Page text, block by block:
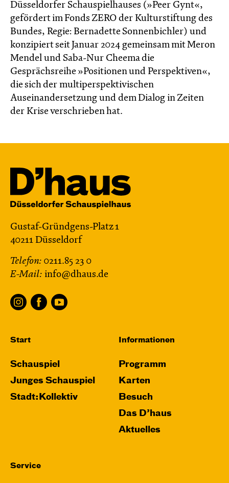
Düsseldorfer Schauspielhauses (»Peer Gynt«,
gefördert im Fonds ZERO der Kulturstiftung des
Bundes, Regie: Bernadette Sonnenbichler) und
konzipiert seit Januar 2024 gemeinsam mit Meron
Mendel und Saba-Nur Cheema die
Gesprächsreihe »Positionen und Perspektiven«,
die sich der multiperspektivischen
Auseinandersetzung und dem Dialog in Zeiten
der Krise verschrieben hat.
Gustaf-Gründgens-Platz 1
40211 Düsseldorf
Telefon: 0211.85 23 0
E-Mail: info@dhaus.de
Start
Schauspiel
Junges Schauspiel
Stadt:Kollektiv
Informationen
Programm
Karten
Besuch
Das D’haus
Aktuelles
Service